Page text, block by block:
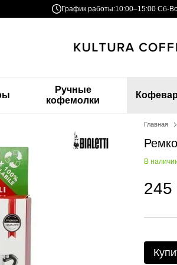
График работы:10:00–15:00 Сб-
Ручные
кофемолки
Главная
В
245